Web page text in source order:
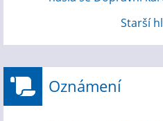
Starší
Oznámení